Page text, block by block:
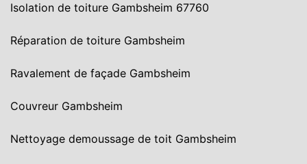
Isolation de toiture Gambsheim 67760
Réparation de toiture Gambsheim
Ravalement de façade Gambsheim
Couvreur Gambsheim
Nettoyage demoussage de toit Gambsheim